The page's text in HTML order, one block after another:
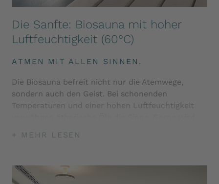
Die Sanfte: Biosauna mit hoher
Luftfeuchtigkeit (60°C)
ATMEN MIT ALLEN SINNEN.
Die Biosauna befreit nicht nur die Atemwege,
sondern auch den Geist. Bei schonenden
Temperaturen und einer hohen Luftfeuchtigkeit
Einstimmung des Körpers gewählt.
+ MEHR LESEN